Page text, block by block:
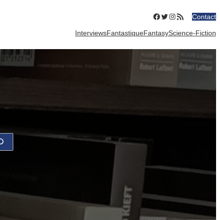
Facebook
Twitter
Instagram
Flux RSSContact
InterviewsFantastiqueFantasyScience-Fiction